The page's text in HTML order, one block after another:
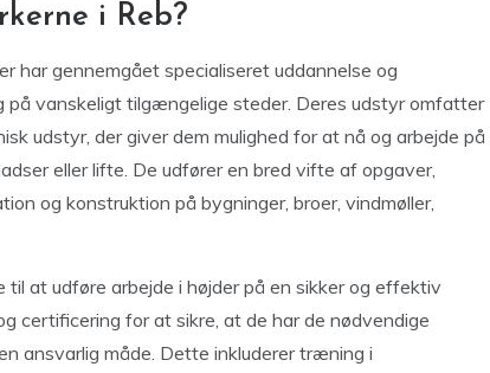
i Reb?
har gennemgået specialiseret uddannelse og
på vanskeligt tilgængelige steder. Deres udstyr omfatter
udstyr, der giver dem mulighed for at nå og arbejde på
eller lifte. De udfører en bred vifte af opgaver,
og konstruktion på bygninger, broer, vindmøller,
at udføre arbejde i højder på en sikker og effektiv
certificering for at sikre, at de har de nødvendige
ansvarlig måde. Dette inkluderer træning i